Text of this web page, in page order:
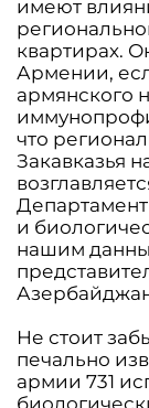
имеют
квартирах.
Армении,
армянского
что
Закавказья
и
нашим
Не стоит
печально
армии 731